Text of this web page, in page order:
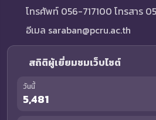
โทรศัพท์ 056-717100 โทรสาร
อีเมล saraban@pcru.ac.th
สถิติผู้เยี่ยมชมเว็บไซต์
วันนี้
5,481